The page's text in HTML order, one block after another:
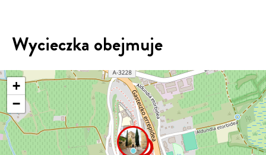
Wycieczka obejmuje
+
−